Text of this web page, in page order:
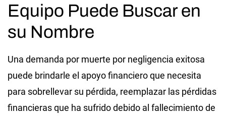
Equipo Puede Buscar en
su Nombre
Una demanda por muerte por negligencia exitosa
puede brindarle el apoyo financiero que necesita
para sobrellevar su pérdida, reemplazar las pérdidas
financieras que ha sufrido debido al fallecimiento de